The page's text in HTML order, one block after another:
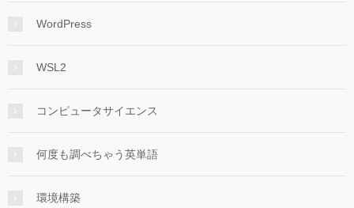
WordPress
WSL2
コンピュータサイエンス
何度も調べちゃう英単語
環境構築